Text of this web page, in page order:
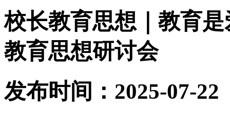
校长教育思想｜教育
教育思想研讨会
发布时间：2025-07-22